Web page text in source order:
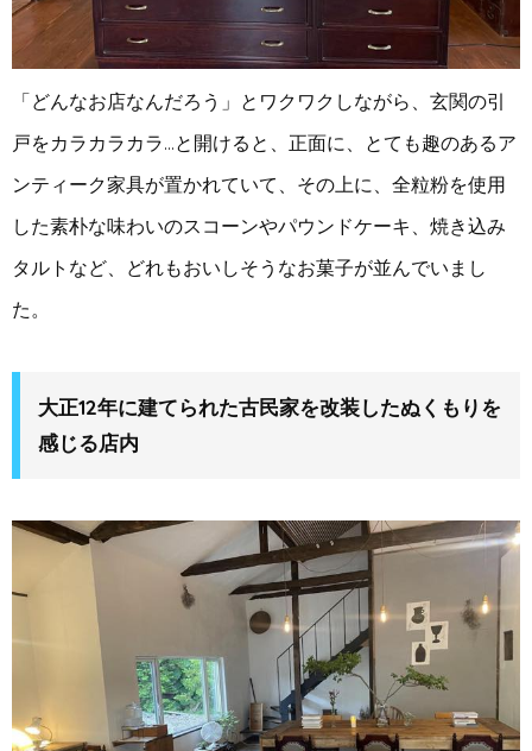
「どんなお店なんだろう」とワクワクしながら、玄関の引
戸をカラカラカラ…と開けると、正面に、とても趣のあるア
ンティーク家具が置かれていて、その上に、全粒粉を使用
した素朴な味わいのスコーンやパウンドケーキ、焼き込み
タルトなど、どれもおいしそうなお菓子が並んでいまし
た。
大正12年に建てられた古民家を改装したぬくもりを
感じる店内